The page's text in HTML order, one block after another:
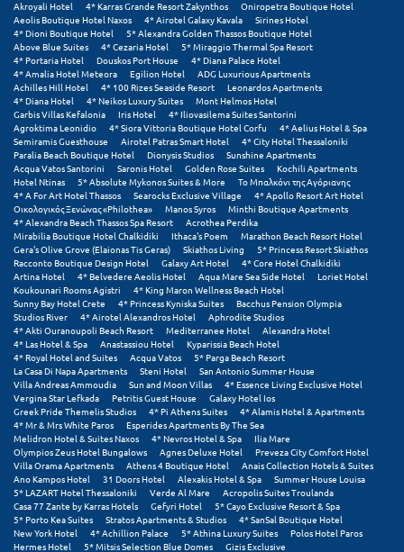
Παξοί
Παραλία Κατερίνης
Παραλία Λιτοχώρου
Παράλιο Άστρος
Πάργα
Παρνασσός
Πάρος
Πάτμος
Πάτρα
Παύλιανη
Πειραιάς
Πελοπόννησος
Πήλιο
Πιερία
Πλαταμώνας
Πλύτρα Λακωνίας
Akroyali Hotel
4* Karras Grande Resort Zakynthos
Oniropetra Boutique Hotel
Aeolis Boutique Hotel Naxos
4* Airotel Galaxy Kavala
Sirines Hotel
4* Dioni Boutique Hotel
5* Alexandra Golden Thassos Boutique Hotel
Above Blue Suites
4* Cezaria Hotel
5* Miraggio Thermal Spa Resort
4* Portaria Hotel
Douskos Port House
4* Diana Palace Hotel
4* Amalia Hotel Meteora
Egilion Hotel
ADG Luxurious Apartments
Achilles Hill Hotel
4* 100 Rizes Seaside Resort
Leonardos Apartments
4* Diana Hotel
4* Neikos Luxury Suites
Mont Helmos Hotel
Garbis Villas Kefalonia
Iris Hotel
4* Iliovasilema Suites Santorini
Agroktima Leonidio
4* Siora Vittoria Boutique Hotel Corfu
4* Aelius Hotel & Spa
Semiramis Guesthouse
Airotel Patras Smart Hotel
4* City Hotel Thessaloniki
Paralia Beach Boutique Hotel
Dionysis Studios
Sunshine Apartments
Acqua Vatos Santorini
Saronis Hotel Golden Rose Suites
Kochili Apartments
Hotel Ntinas
5* Absolute Mykonos Suites & More
Το Μπαλκόνι της Αγόριανης
4* A For Art Hotel Thassos
Searocks Exclusive Village
4* Apollo Resort Art Hotel
Οικολογικός Ξενώνας «Philothea»
Manos Syros
Minthi Boutique Apartments
4* Alexandra Beach Thassos Spa Resort
Acrothea Perdika
Mirabilia Boutique Hotel Chalkidiki
Ithaca's Poem
Marathon Beach Resort Hotel
Gera's Olive Grove (Elaionas Tis Geras)
Skiathos Living
5* Princess Resort Skiathos
Racconto Boutique Design Hotel
Galaxy Art Hotel
4* Core Hotel Chalkidiki
Artina Hotel
4* Belvedere Aeolis Hotel Aqua Mare Sea Side Hotel
Loriet Hotel
Koukounari Rooms Agistri
4* King Maron Wellness Beach Hotel
Sunny Bay Hotel Crete
4* Princess Kyniska Suites
Bacchus Pension Olympia
Studios River
4* Airotel Alexandros Hotel
Aphrodite Studios
4* Akti Ouranoupoli Beach Resort
Mediterranee Hotel
Alexandra Hotel
4* Las Hotel & Spa
Anastassiou Hotel
Kyparissia Beach Hotel
4* Royal Hotel and Suites
Acqua Vatos
5* Parga Beach Resort
La Casa Di Napa Apartments
Steni Hotel
San Antonio Summer House
Villa Andreas Ammoudia
Sun and Moon Villas
4* Essence Living Exclusive Hotel
Vergina Star Lefkada
Petritis Guest House
Galaxy Hotel Ios
Greek Pride Themelis Studios
4* Pi Athens Suites
4* Alamis Hotel & Apartments
4* Mr & Mrs White Paros
Esperides Apartments By The Sea
Melidron Hotel & Suites Naxos
4* Nevros Hotel & Spa
Ilia Mare
Olympios Zeus Hotel Bungalows
Agnes Deluxe Hotel
Preveza City Comfort Hotel
Villa Orama Apartments
Athens 4 Boutique Hotel
Anais Collection Hotels & Suites
Ano Kampos Hotel
31 Doors Hotel Alexakis Hotel & Spa
Summer House Louisa
5* LAZART Hotel Thessaloniki
Verde Al Mare
Acropolis Suites Troulanda
Casa 77 Zante by Karras Hotels
Gefyri Hotel
5* Cayo Exclusive Resort & Spa
5* Porto Kea Suites
Stratos Apartments & Studios
4* SanSal Boutique Hotel
New York Hotel
4* Achillion Palace 5* Athina Luxury Suites
Polos Hotel Paros
Hermes Hotel
5* Mitsis Selection Blue Domes
Gizis Exclusive